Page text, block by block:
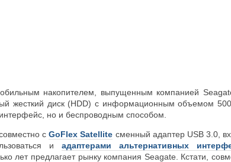
накопителем, выпущенным компанией
жесткий диск (HDD) с информационным объемом
но и беспроводным способом.
сGoFlex Satellite сменный адаптер USB 3.0,
и адаптерами альтернативных
лет предлагает рынку компания Seagate. Кстати,